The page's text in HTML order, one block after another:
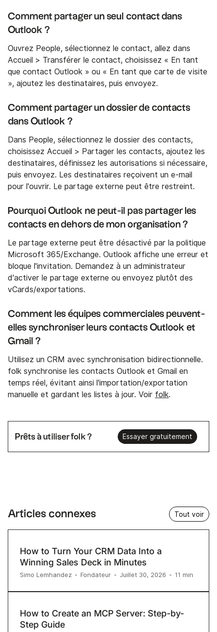
Comment partager un seul contact dans
Outlook ?
Ouvrez People, sélectionnez le contact, allez dans
Accueil > Transférer le contact, choisissez « En tant
que contact Outlook » ou « En tant que carte de visite
», ajoutez les destinataires, puis envoyez.
Comment partager un dossier de contacts
dans Outlook ?
Dans People, sélectionnez le dossier des contacts,
choisissez Accueil > Partager les contacts, ajoutez les
destinataires, définissez les autorisations si nécessaire,
puis envoyez. Les destinataires reçoivent un e-mail
pour l'ouvrir. Le partage externe peut être restreint.
Pourquoi Outlook ne peut-il pas partager les
contacts en dehors de mon organisation ?
Le partage externe peut être désactivé par la politique
Microsoft 365/Exchange. Outlook affiche une erreur et
bloque l'invitation. Demandez à un administrateur
d'activer le partage externe ou envoyez plutôt des
vCards/exportations.
Comment les équipes commerciales peuvent-
elles synchroniser leurs contacts Outlook et
Gmail ?
Utilisez un CRM avec synchronisation bidirectionnelle.
folk synchronise les contacts Outlook et Gmail en
temps réel, évitant ainsi l'importation/exportation
manuelle et gardant les listes à jour. Voir folk.
Prêts à utiliser folk ? Essayer gratuitement
Articles connexes Tout voir
How to Turn Your CRM Data Into a
Winning Sales Deck in Minutes
Simo Lemhandez • Fondateur • Juillet 30, 2026 • 11 min
How to Create an MCP Server: Step-by-
Step Guide